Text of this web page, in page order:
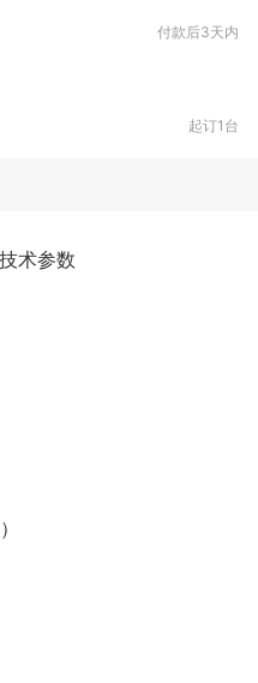
付款后3天内
起订1台
技术参数
400
212
线